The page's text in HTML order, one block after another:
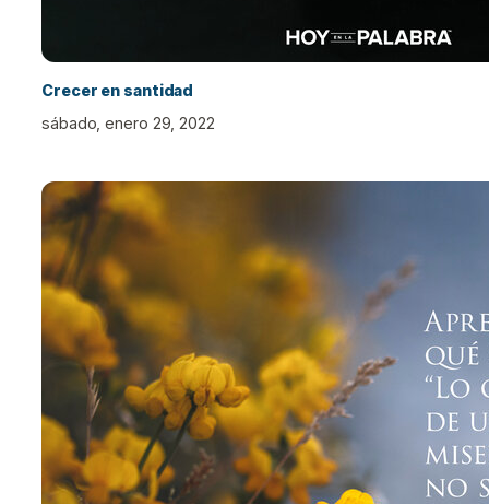
Crecer en santidad
sábado, enero 29, 2022